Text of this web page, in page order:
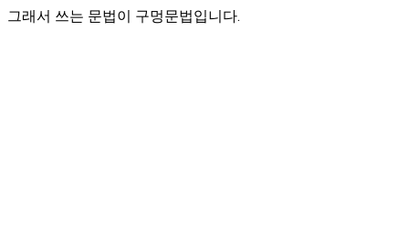
그래서 쓰는 문법이 구멍문법입니다.